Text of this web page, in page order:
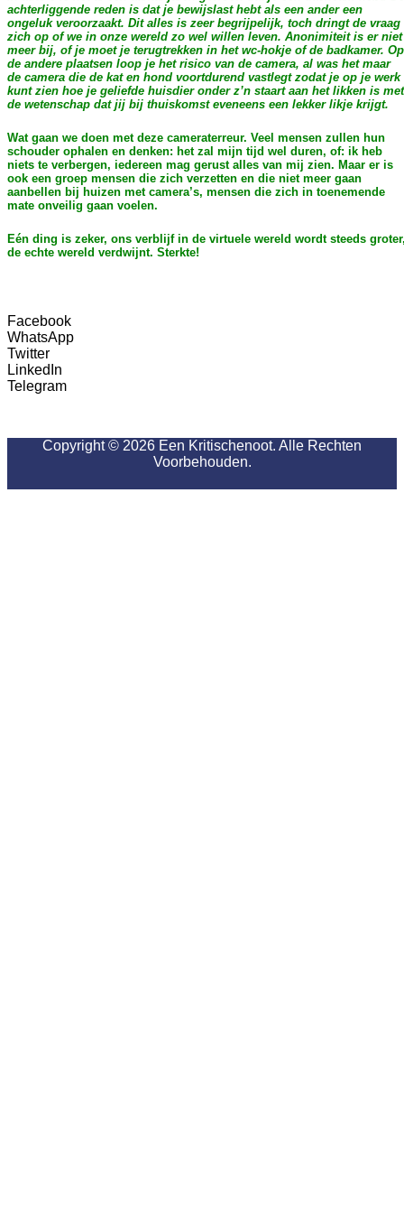
achterliggende reden is dat je bewijslast hebt als een ander een
ongeluk veroorzaakt. Dit alles is zeer begrijpelijk, toch dringt de vraag
zich op of we in onze wereld zo wel willen leven. Anonimiteit is er niet
meer bij, of je moet je terugtrekken in het wc-hokje of de badkamer. Op
de andere plaatsen loop je het risico van de camera, al was het maar
de camera die de kat en hond voortdurend vastlegt zodat je op je werk
kunt zien hoe je geliefde huisdier onder z’n staart aan het likken is met
de wetenschap dat jij bij thuiskomst eveneens een lekker likje krijgt.
Wat gaan we doen met deze cameraterreur. Veel mensen zullen hun
schouder ophalen en denken: het zal mijn tijd wel duren, of: ik heb
niets te verbergen, iedereen mag gerust alles van mij zien. Maar er is
ook een groep mensen die zich verzetten en die niet meer gaan
aanbellen bij huizen met camera’s, mensen die zich in toenemende
mate onveilig gaan voelen.
Eén ding is zeker, ons verblijf in de virtuele wereld wordt steeds
de echte wereld verdwijnt. Sterkte!
Facebook
WhatsApp
Twitter
LinkedIn
Telegram
Copyright © 2026 Een Kritischenoot. Alle Rechten
Voorbehouden.